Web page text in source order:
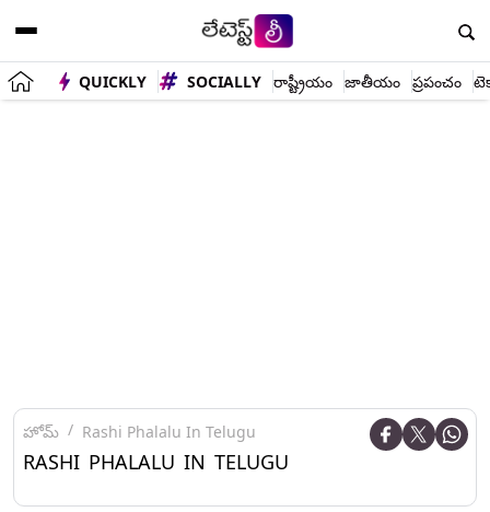
QUICKLY SOCIALLY రాష్ట్రీయం జాతీయం ప్రపంచం
హోమ్ Rashi Phalalu In Telugu
RASHI PHALALU IN TELUGU